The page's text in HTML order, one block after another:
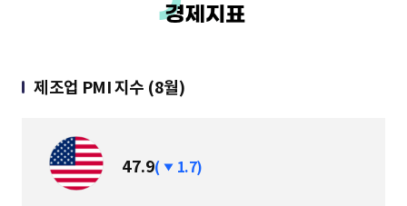
제조업 PMI 지수 (8월)
47.9하
( 1.7)